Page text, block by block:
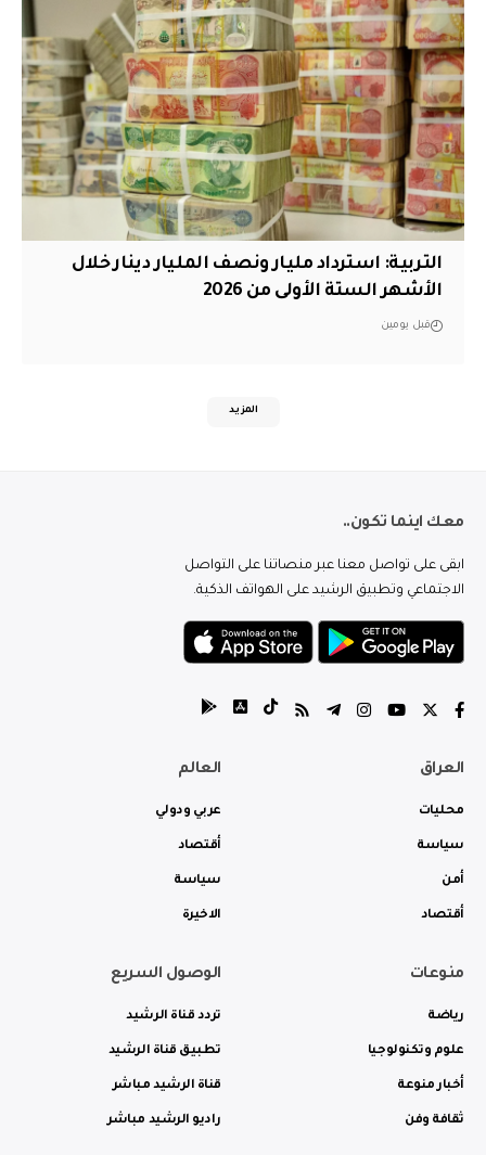
التربية: استرداد مليار ونصف المليار دينار خلال
الأشهر الستة الأولى من 2026
قبل يومين
المزيد
معك اينما تكون..
ابقى على تواصل معنا عبر منصاتنا على التواصل
الاجتماعي وتطبيق الرشيد على الهواتف الذكية.
العراق
محليات
سياسة
أمن
أقتصاد
العالم
عربي ودولي
أقتصاد
سياسة
الاخيرة
منوعات
رياضة
علوم وتكنولوجيا
أخبار منوعة
ثقافة وفن
الوصول السريع
تردد قناة الرشيد
تطبيق قناة الرشيد
قناة الرشيد مباشر
راديو الرشيد مباشر